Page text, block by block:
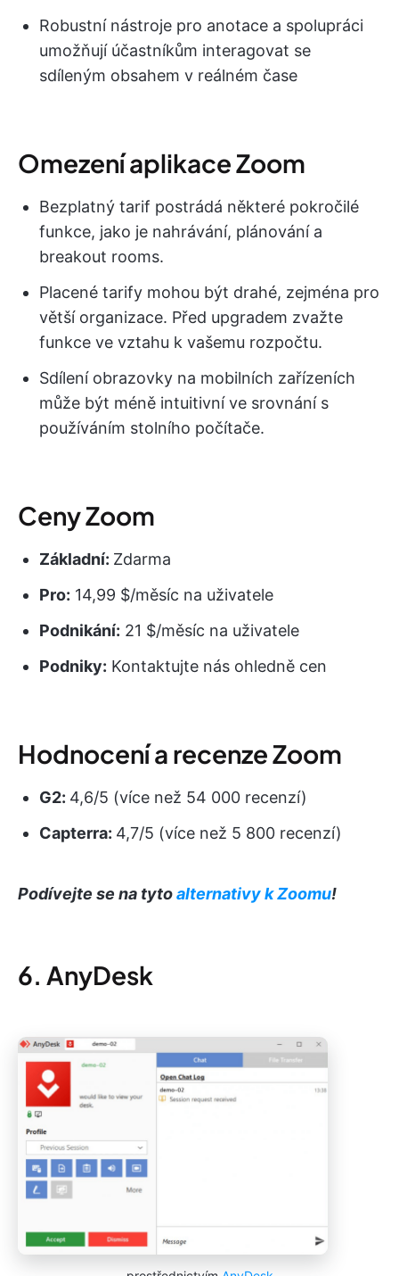
Robustní nástroje pro anotace a spolupráci
umožňují účastníkům interagovat se
sdíleným obsahem v reálném čase
Omezení aplikace Zoom
Bezplatný tarif postrádá některé pokročilé
funkce, jako je nahrávání, plánování a
breakout rooms.
Placené tarify mohou být drahé, zejména pro
větší organizace. Před upgradem zvažte
funkce ve vztahu k vašemu rozpočtu.
Sdílení obrazovky na mobilních zařízeních
může být méně intuitivní ve srovnání s
používáním stolního počítače.
Ceny Zoom
Základní: Zdarma
Pro: 14,99 $/měsíc na uživatele
Podnikání: 21 $/měsíc na uživatele
Podniky: Kontaktujte nás ohledně cen
Hodnocení a recenze Zoom
G2: 4,6/5 (více než 54 000 recenzí)
Capterra: 4,7/5 (více než 5 800 recenzí)
Podívejte se na tytoalternativy k Zoomu!
6. AnyDesk